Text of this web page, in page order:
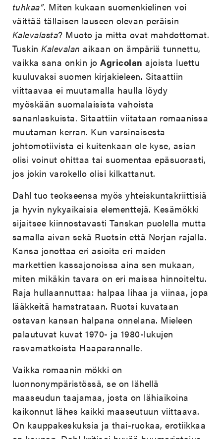
tuhkaa”. Miten kukaan suomenkielinen voi
väittää tällaisen lauseen olevan peräisin
Kalevalasta? Muoto ja mitta ovat mahdottomat.
TuskinKalevalan aikaan on ämpäriä tunnettu,
vaikka sana onkin joAgricolan ajoista luettu
kuuluvaksi suomen kirjakieleen. Sitaattiin
viittaavaa ei muutamalla haulla löydy
myöskään suomalaisista vahoista
sananlaskuista. Sitaattiin viitataan romaanissa
muutaman kerran. Kun varsinaisesta
johtomotiivista ei kuitenkaan ole kyse, asian
olisi voinut ohittaa tai suomentaa epäsuorasti,
jos jokin varokello olisi kilkattanut.
Dahl tuo teokseensa myös yhteiskuntakriittisiä
ja hyvin nykyaikaisia elementtejä. Kesämökki
sijaitsee kiinnostavasti Tanskan puolella mutta
samalla aivan sekä Ruotsin että Norjan rajalla.
Kansa jonottaa eri asioita eri maiden
markettien kassajonoissa aina sen mukaan,
miten mikäkin tavara on eri maissa hinnoiteltu.
Raja hullaannuttaa: halpaa lihaa ja viinaa, jopa
lääkkeitä hamstrataan. Ruotsi kuvataan
ostavan kansan halpana onnelana. Mieleen
palautuvat kuvat 1970- ja 1980-lukujen
rasvamatkoista Haaparannalle.
Vaikka romaanin mökki on
luonnonympäristössä, se on lähellä
maaseudun taajamaa, josta on lähiaikoina
kaikonnut lähes kaikki maaseutuun viittaava.
On kauppakeskuksia ja thai-ruokaa, erotiikkaa